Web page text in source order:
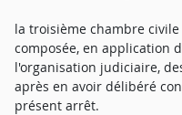
la troisième chambre
composée, en application
l'organisation judiciaire,
après en avoir délibéré
présent arrêt.